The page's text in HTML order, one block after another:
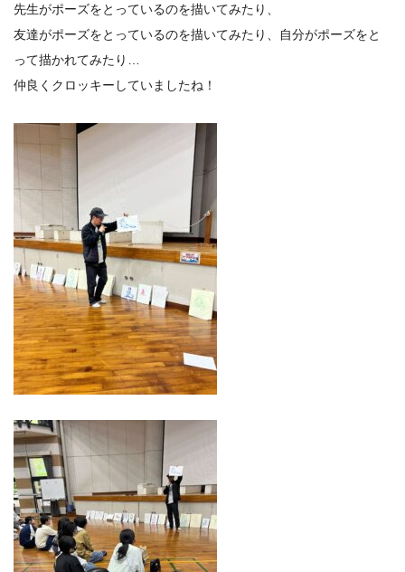
先生がポーズをとっているのを描いてみたり、
友達がポーズをとっているのを描いてみたり、自分がポーズをと
って描かれてみたり…
仲良くクロッキーしていましたね！